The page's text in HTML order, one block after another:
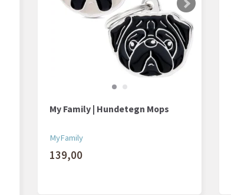
My Family | Hundetegn Mops
MyFamily
139,00